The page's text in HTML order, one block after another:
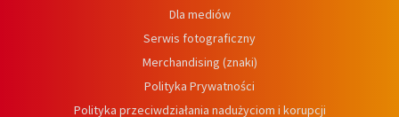
Dla mediów
Serwis fotograficzny
Merchandising (znaki)
Polityka Prywatności
Polityka przeciwdziałania nadużyciom i korupcji